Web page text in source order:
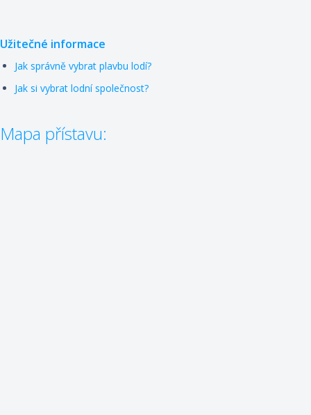
Užitečné informace
Jak správně vybrat plavbu lodí?
Jak si vybrat lodní společnost?
Mapa přístavu: